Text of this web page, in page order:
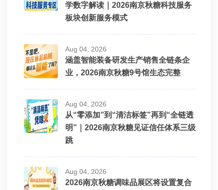
学数字解读｜2026南京秋糖科技服务
板块创新服务模式
Aug 04, 2026
涵盖智能装备研发生产销售全链条企
业，2026南京秋糖9号馆生态完整
Aug 04, 2026
从“零添加”到“清洁标签”再到“全链透
明”｜2026南京秋糖见证信任体系三级
跳
Aug 04, 2026
2026南京秋糖调味品展区将设置复合